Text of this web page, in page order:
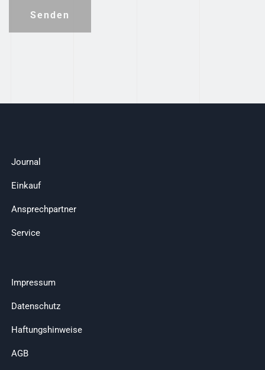
Senden
Journal
Einkauf
Ansprechpartner
Service
Impressum
Datenschutz
Haftungshinweise
AGB